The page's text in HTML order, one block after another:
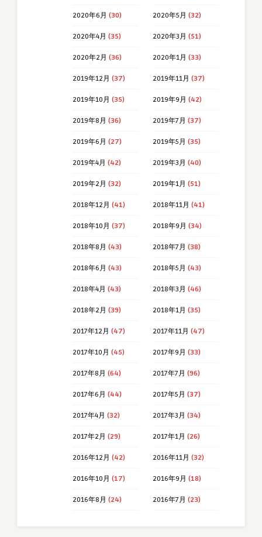
2020年6月 (30) 2020年5月 (32)
2020年4月 (35) 2020年3月 (51)
2020年2月 (36) 2020年1月 (33)
2019年12月 (37) 2019年11月 (37)
2019年10月 (35) 2019年9月 (42)
2019年8月 (36) 2019年7月 (37)
2019年6月 (27) 2019年5月 (35)
2019年4月 (42) 2019年3月 (40)
2019年2月 (32) 2019年1月 (51)
2018年12月 (41) 2018年11月 (41)
2018年10月 (37) 2018年9月 (34)
2018年8月 (43) 2018年7月 (38)
2018年6月 (43) 2018年5月 (43)
2018年4月 (43) 2018年3月 (46)
2018年2月 (39) 2018年1月 (35)
2017年12月 (47) 2017年11月 (47)
2017年10月 (45) 2017年9月 (33)
2017年8月 (64) 2017年7月 (96)
2017年6月 (44) 2017年5月 (37)
2017年4月 (32) 2017年3月 (34)
2017年2月 (29) 2017年1月 (26)
2016年12月 (42) 2016年11月 (32)
2016年10月 (17) 2016年9月 (18)
2016年8月 (24) 2016年7月 (23)